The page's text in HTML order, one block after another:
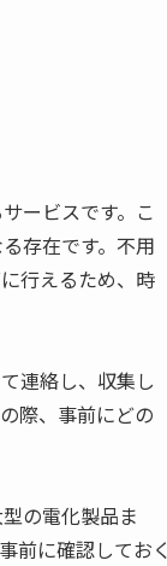
ービスです。こ
存在です。不用
行えるため、時
連絡し、収集し
際、事前にどの
の電化製品ま
前に確認してお